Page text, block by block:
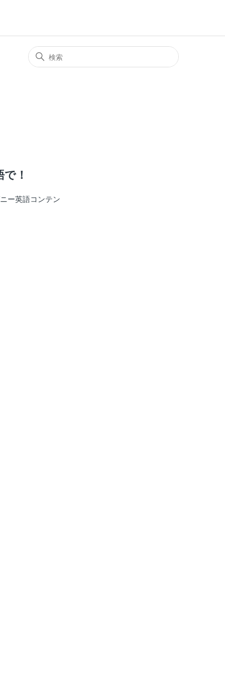
！
ー英語コンテン